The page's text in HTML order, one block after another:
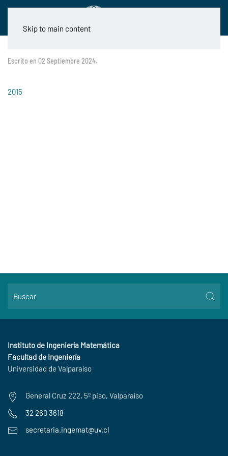
Skip to main content
Escrito en 02 Septiembre 2024.
2015
Instituto de Ingeniería Matemática
Facultad de Ingeniería
Universidad de Valparaíso
General Cruz 222, 5º piso, Valparaíso
32 260 3618
secretaria.ingemat@uv.cl